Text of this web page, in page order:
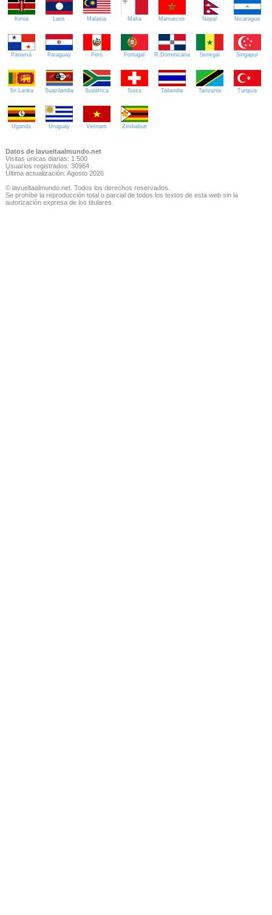
Kenia Laos Malasia Malta Marruecos Nepal Nicaragua
Panamá Paraguay Perú Portugal R.Dominicana Senegal Singapur
Sri Lanka Suazilandia Sudáfrica Suiza Tailandia Tanzania Turquía
Uganda Uruguay Vietnam Zimbabue
Datos de lavueltaalmundo.net
Visitas únicas diarias: 1.500
Usuarios registrados: 30964
Última actualización: Agosto 2026
© lavueltaalmundo.net. Todos los derechos reservados.
Se prohíbe la reproducción total o parcial de todos los textos de esta web sin la
autorización expresa de los titulares.